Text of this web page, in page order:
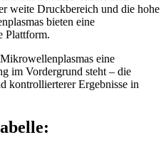
weite Druckbereich und die hohe
bieten eine
Plattform.
eine
im Vordergrund steht – die
kontrollierterer Ergebnisse in